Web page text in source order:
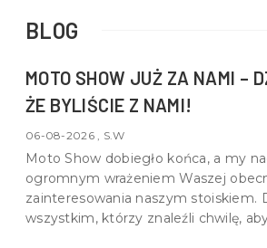
BLOG
MOTO SHOW JUŻ ZA NAMI –
ŻE BYLIŚCIE Z NAMI!
06-08-2026 , S.W
Moto Show dobiegło końca, a my
ogromnym wrażeniem Waszej
zainteresowania naszym stoiskiem.
wszystkim, którzy znaleźli chwilę,